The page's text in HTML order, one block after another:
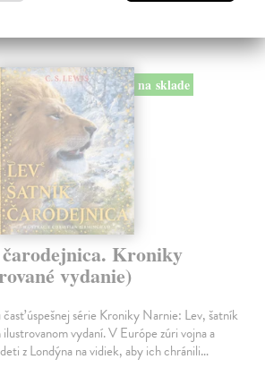
na sklade
Kroniky
vydanie)
úspešnej série Kroniky Narnie: Lev, šatník
vydaní. V Európe zúri vojna a
z Londýna na vidiek, aby ich chránili…